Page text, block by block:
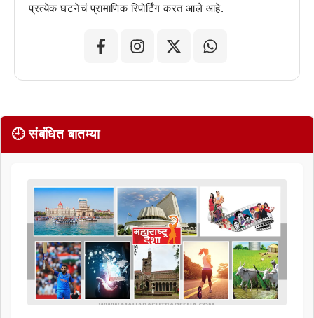
प्रत्येक घटनेचं प्रामाणिक रिपोर्टिंग करत आले आहे.
🕘 संबंधित बातम्या